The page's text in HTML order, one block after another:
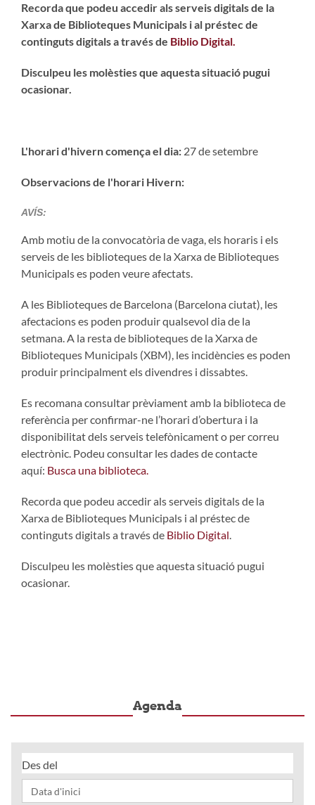
Recorda que podeu accedir als serveis digitals de la
Xarxa de Biblioteques Municipals i al préstec de
continguts digitals a través de Biblio Digital.
Disculpeu les molèsties que aquesta situació pugui
ocasionar.
L'horari d'hivern comença el dia: 27 de setembre
Observacions de l'horari Hivern:
AVÍS:
Amb motiu de la convocatòria de vaga, els horaris i els
serveis de les biblioteques de la Xarxa de Biblioteques
Municipals es poden veure afectats.
A les Biblioteques de Barcelona (Barcelona ciutat), les
afectacions es poden produir qualsevol dia de la
setmana. A la resta de biblioteques de la Xarxa de
Biblioteques Municipals (XBM), les incidències es poden
produir principalment els divendres i dissabtes.
Es recomana consultar prèviament amb la biblioteca de
referència per confirmar-ne l’horari d’obertura i la
disponibilitat dels serveis telefònicament o per correu
electrònic. Podeu consultar les dades de contacte
aquí: Busca una biblioteca.
Recorda que podeu accedir als serveis digitals de la
Xarxa de Biblioteques Municipals i al préstec de
continguts digitals a través de Biblio Digital.
Disculpeu les molèsties que aquesta situació pugui
ocasionar.
Agenda
Des del